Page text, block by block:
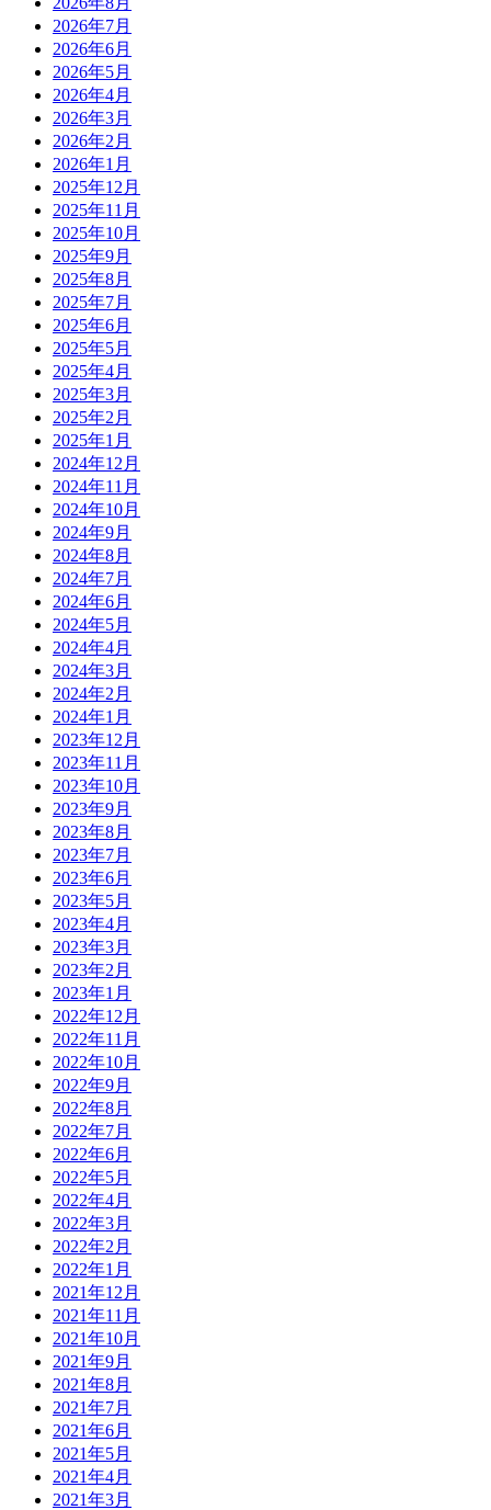
2026年7月
2026年6月
2026年5月
2026年4月
2026年3月
2026年2月
2026年1月
2025年12月
2025年11月
2025年10月
2025年9月
2025年8月
2025年7月
2025年6月
2025年5月
2025年4月
2025年3月
2025年2月
2025年1月
2024年12月
2024年11月
2024年10月
2024年9月
2024年8月
2024年7月
2024年6月
2024年5月
2024年4月
2024年3月
2024年2月
2024年1月
2023年12月
2023年11月
2023年10月
2023年9月
2023年8月
2023年7月
2023年6月
2023年5月
2023年4月
2023年3月
2023年2月
2023年1月
2022年12月
2022年11月
2022年10月
2022年9月
2022年8月
2022年7月
2022年6月
2022年5月
2022年4月
2022年3月
2022年2月
2022年1月
2021年12月
2021年11月
2021年10月
2021年9月
2021年8月
2021年7月
2021年6月
2021年5月
2021年4月
2021年3月